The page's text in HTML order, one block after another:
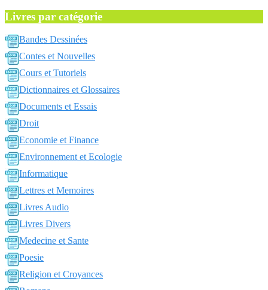
Livres par catégorie
Bandes Dessinées
Contes et Nouvelles
Cours et Tutoriels
Dictionnaires et Glossaires
Documents et Essais
Droit
Economie et Finance
Environnement et Ecologie
Informatique
Lettres et Memoires
Livres Audio
Livres Divers
Medecine et Sante
Poesie
Religion et Croyances